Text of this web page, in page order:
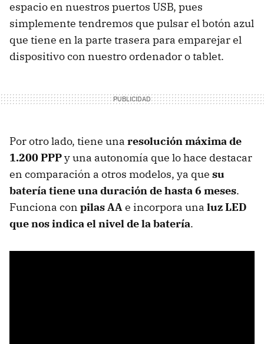
espacio en nuestros puertos USB, pues
simplemente tendremos que pulsar el botón azul
que tiene en la parte trasera para emparejar el
dispositivo con nuestro ordenador o tablet.
Por otro lado, tiene una resolución máxima de
1.200 PPPy una autonomía que lo hace destacar
en comparación a otros modelos, ya que su
batería tiene una duración de hasta 6 meses.
Funciona con pilas AAe incorpora una luz LED
que nos indica el nivel de la batería.